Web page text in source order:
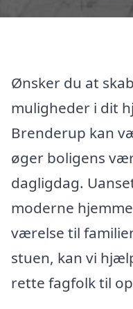
Ønsker du at
muligheder i dit
Brenderup kan
øger boligens
dagligdag.
moderne
værelse til
stuen, kan vi
rette fagfolk til